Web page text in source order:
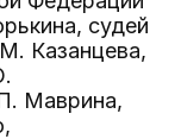
судей
Казанцева,
Маврина,